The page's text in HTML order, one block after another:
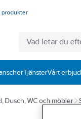
produkter
TjänsterVårt
Dusch, WC och möbler